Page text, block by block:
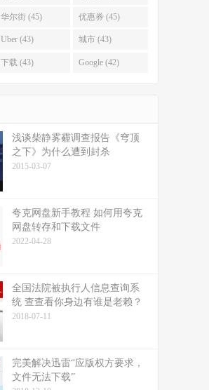
华尔街 (45) 优惠券 (45)
Uber (43) 城市 (43)
下载 (43) Google (42)
浅谈柴静雾霾调查报告《穹顶
之下》为什么遭到封杀
2015-03-07
夸克网盘新手教程 如何用夸克
网盘转存和下载文件
2022-04-28
全国法院被执行人信息查询系
统 查查看你身边有谁是老赖？
2018-07-11
完美解决迅雷“应版权方要求，
文件无法下载”